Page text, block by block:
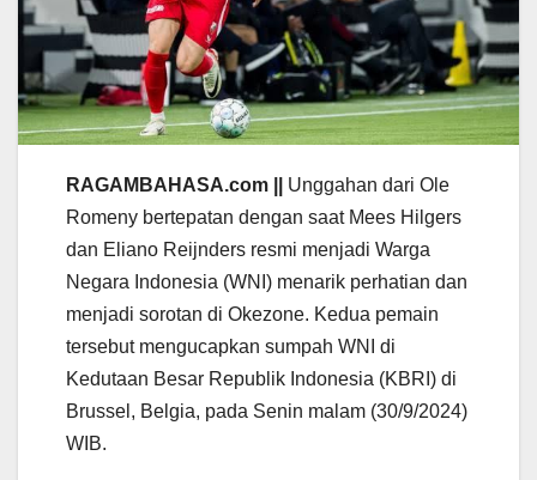
RAGAMBAHASA.com || Unggahan dari Ole
Romeny bertepatan dengan saat Mees Hilgers
dan Eliano Reijnders resmi menjadi Warga
Negara Indonesia (WNI) menarik perhatian dan
menjadi sorotan di Okezone. Kedua pemain
tersebut mengucapkan sumpah WNI di
Kedutaan Besar Republik Indonesia (KBRI) di
Brussel, Belgia, pada Senin malam (30/9/2024)
WIB.